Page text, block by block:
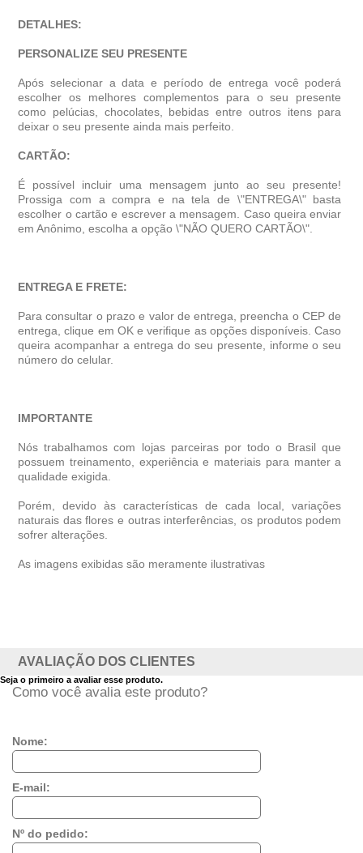
DETALHES:
PERSONALIZE SEU PRESENTE
Após selecionar a data e período de entrega você poder
escolher os melhores complementos para o seu presente
como pelúcias, chocolates, bebidas entre outros itens para
deixar o seu presente ainda mais perfeito.
CARTÃO:
É possível incluir uma mensagem junto ao seu presente!
Prossiga com a compra e na tela de \"ENTREGA\" basta
escolher o cartão e escrever a mensagem. Caso queira enviar
em Anônimo, escolha a opção \"NÃO QUERO CARTÃO\".
ENTREGA E FRETE:
Para consultar o prazo e valor de entrega, preencha o CEP de
entrega, clique em OK e verifique as opções disponíveis. Caso
queira acompanhar a entrega do seu presente, informe o seu
número do celular.
IMPORTANTE
Nós trabalhamos com lojas parceiras por todo o Brasil que
possuem treinamento, experiência e materiais para manter a
qualidade exigida.
Porém, devido às características de cada local, variações
naturais das flores e outras interferências, os produtos podem
sofrer alterações.
As imagens exibidas são meramente ilustrativas
AVALIAÇÃO DOS CLIENTES
Seja o primeiro a avaliar esse produto.
Como você avalia este produto?
Nome:
E-mail:
Nº do pedido: